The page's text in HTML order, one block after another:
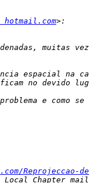
Reprojeccao-